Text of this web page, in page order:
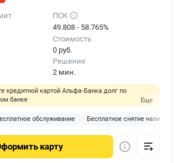
ПСК
49.808 - 58.765%
Стоимость
0 руб.
Решение
2 мин.
кредитной картой Альфа‑Банка долг по
банке
Еще
обслуживание Бесплатное снятие наличных
карту